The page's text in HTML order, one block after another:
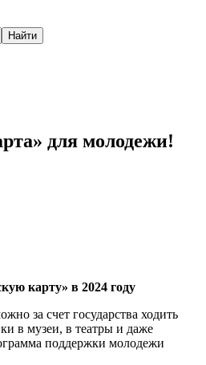
Найти
для молодежи!
карту» в 2024 году
за счет государства ходить
в музеи, в театры и даже
поддержки молодежи